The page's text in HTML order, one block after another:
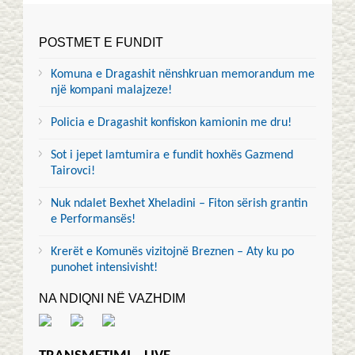
POSTMET E FUNDIT
Komuna e Dragashit nënshkruan memorandum me
një kompani malajzeze!
Policia e Dragashit konfiskon kamionin me dru!
Sot i jepet lamtumira e fundit hoxhës Gazmend
Tairovci!
Nuk ndalet Bexhet Xheladini – Fiton sërish grantin
e Performansës!
Krerët e Komunës vizitojnë Breznen – Aty ku po
punohet intensivisht!
NA NDIQNI NË VAZHDIM